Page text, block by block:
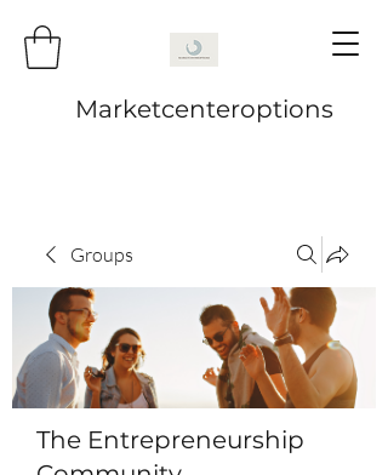
Marketcenteroptions
Groups
The Entrepreneurship